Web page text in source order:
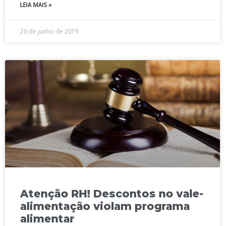
LEIA MAIS »
20 de junho de 2019
Atenção RH! Descontos no vale-
alimentação violam programa
alimentar